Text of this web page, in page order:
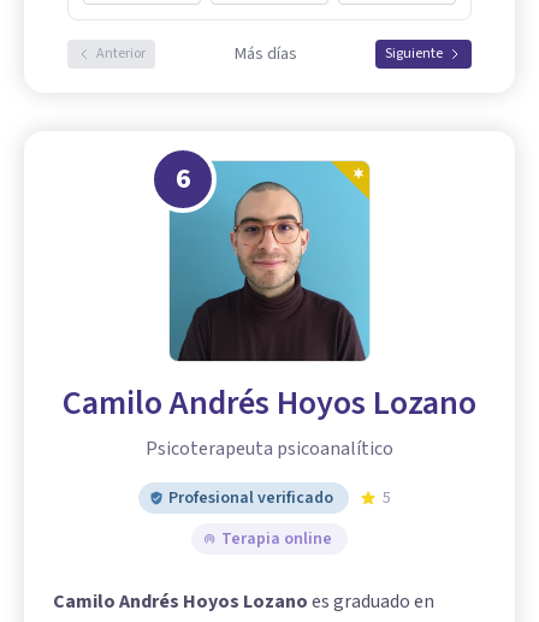
Anterior Más días Siguiente
6
Camilo Andrés Hoyos Lozano
Psicoterapeuta psicoanalítico
Profesional verificado
5
Terapia online
Camilo Andrés Hoyos Lozanoes graduado en